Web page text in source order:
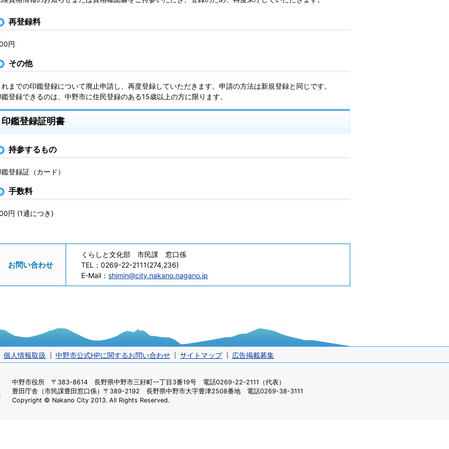
再登録料
円
その他
れまでの印鑑登録について廃止申請し、再度登録していただきます。申請の方法は新規登録と同じです。
鑑登録できるのは、中野市に住民登録のある15歳以上の方に限ります。
印鑑登録証明書
持参するもの
登録証（カード）
手数料
円 (1通につき)
お問い合わせ
くらしと文化部 市民課 窓口係
TEL：0269-22-2111(274,236)
E-Mail：shimin@city.nakano.nagano.jp
個人情報取扱 中野市公式HPに関するお問い合わせ サイトマップ 広告掲載募集
中野市役所 〒383-8614 長野県中野市三好町一丁目3番19号 電話0269-22-2111（代表）
豊田庁舎（市民課豊田窓口係） 〒389-2192 長野県中野市大字豊津2508番地 電話0269-38-3111
Copyright © Nakano City 2013. All Rights Reserved.